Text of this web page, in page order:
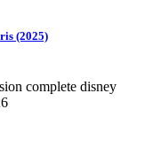
(2025)